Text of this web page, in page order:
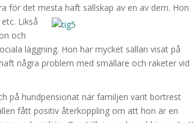
för det mesta haft sällskap av en av dem. Hon
Likså
och
läggning. Hon har mycket sällan visat på
några problem med smällare och raketer vid
på hundpensionat när familjen varit bortrest
fått positiv återkoppling om att hon är en